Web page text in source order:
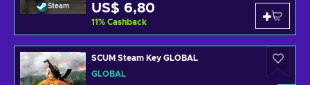
Steam US$ 6,80
11% Cashback
SCUM Steam Key GLOBAL
GLOBAL